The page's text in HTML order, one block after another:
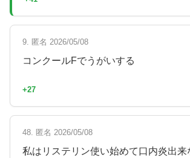
9. 匿名 2026/05/08
コンクールFでうがいする
+27
48. 匿名 2026/05/08
私はリステリン使い始めて口内炎出来